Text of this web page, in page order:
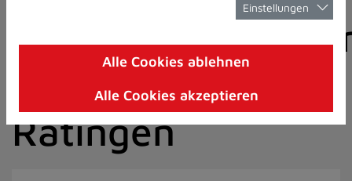
8)
I)
der Stadt
Ratingen
Einstellungen
Alle Cookies ablehnen
Alle Cookies akzeptieren